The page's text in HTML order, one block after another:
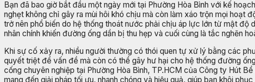
Bạn đã bao giờ bắt đầu một ngày mới tại Phường Hòa Bình với kế
nghẹt không chỉ gây ra mùi hôi khó chịu mà còn làm xáo trộn mọi hoạt
trở nên phổ biến do hệ thống thoát nước phải chịu áp lực lớn từ mật độ
nhân chính khiến đường ống dần bị thu hẹp và cuối cùng là tắc nghẽn
Khi sự cố xảy ra, nhiều người thường có thói quen tự xử lý bằng các
quyết triệt để vấn đề mà còn có thể gây hư hại cho hệ thống đường
cống chuyên nghiệp tại Phường Hòa Bình, TP.HCM của Công ty Hút
mang đến giải pháp tối ưu, nhanh chóng và hiệu quả, giúp bạn khôi